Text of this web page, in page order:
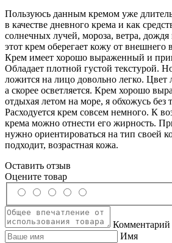
Пользуюсь данным кремом уже
в качестве дневного крема и как
солнечных лучей, мороза, ветра,
этот крем оберегает кожу от внешнего
Крем имеет хорошо выраженный и
Обладает плотной густой текстурой.
ложится на лицо довольно легко. Цвет
а скорее осветляется. Крем хорошо
отдыхая летом на море, я обхожусь без
Расходуется крем совсем немного. К
крема можно отнести его жирность.
нужно ориентироваться на тип своей
подходит, возрастная кожа.
Оставить отзыв
Оцените товар
Комментарий
Имя